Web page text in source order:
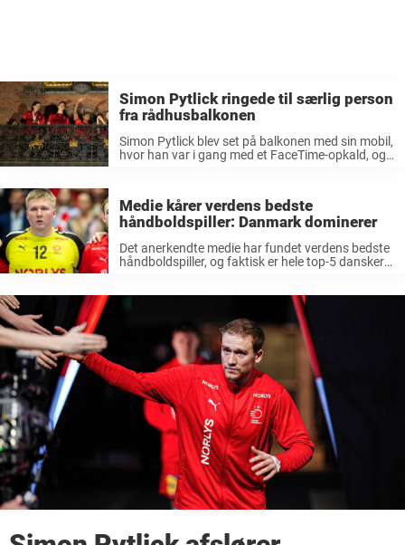
Simon Pytlick ringede til særlig person
fra rådhusbalkonen
Simon Pytlick blev set på balkonen med sin mobil,
hvor han var i gang med et FaceTime-opkald, og
Medie kårer verdens bedste
håndboldspiller: Danmark dominerer
Det anerkendte medie har fundet verdens bedste
håndboldspiller, og faktisk er hele top-5 danskere.